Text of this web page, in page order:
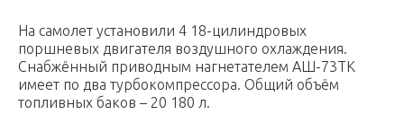
На самолет установили 4 18-цилиндровых
поршневых двигателя воздушного охлаждения.
Снабжённый приводным нагнетателем АШ-73ТК
имеет по два турбокомпрессора. Общий объём
топливных баков – 20 180 л.